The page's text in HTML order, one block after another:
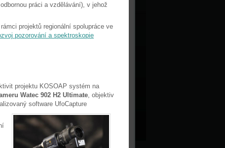
práci a vzdělávání), v jehož
projektů regionální spolupráce ve
pozorování a spektroskopie
projektu KOSOAP systém na
Watec 902 H2 Ultimate, objektiv
software UfoCapture